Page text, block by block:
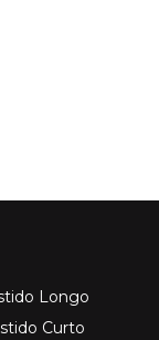
Longo
Curto